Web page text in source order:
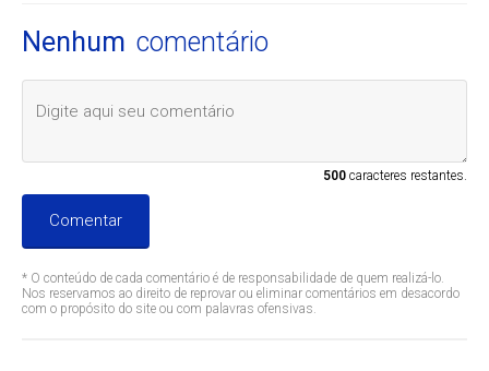
Nenhum comentário
500caracteres restantes.
Comentar
* O conteúdo de cada comentário é de responsabilidade de quem realizá-lo.
Nos reservamos ao direito de reprovar ou eliminar comentários em desacordo
com o propósito do site ou com palavras ofensivas.